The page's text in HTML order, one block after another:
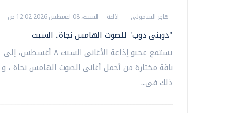
هاجر السامولى إذاعة السبت، 08 اغسطس 2026 12:02 ص
"دوبنى دوب" للصوت الهامس نجاة.. السبت
يستمع محبو إذاعة الأغانى السبت ٨ أغسطس، إلى
باقة مختارة من أجمل أغانى الصوت الهامس نجاة ، و
ذلك فى...